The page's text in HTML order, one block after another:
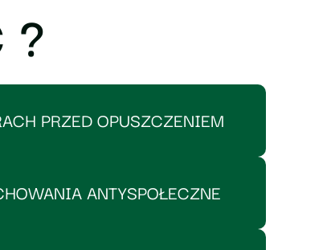
PRZED OPUSZCZENIEM
ANTYSPOŁECZNE